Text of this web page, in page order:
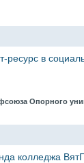
ресурс в
Опорного
колледжа